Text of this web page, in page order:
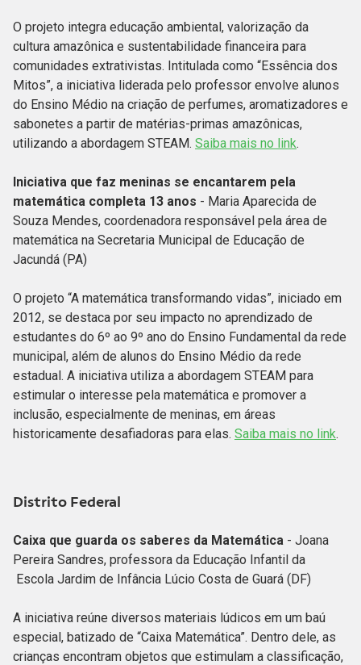
O projeto integra educação ambiental, valorização da
cultura amazônica e sustentabilidade financeira para
comunidades extrativistas. Intitulada como “Essência dos
Mitos”, a iniciativa liderada pelo professor envolve alunos
do Ensino Médio na criação de perfumes, aromatizadores e
sabonetes a partir de matérias-primas amazônicas,
utilizando a abordagem STEAM. Saiba mais no link.
Iniciativa que faz meninas se encantarem pela
matemática completa 13 anos - Maria Aparecida de
Souza Mendes, coordenadora responsável pela área de
matemática na Secretaria Municipal de Educação de
Jacundá (PA)
O projeto “A matemática transformando vidas”, iniciado em
2012, se destaca por seu impacto no aprendizado de
estudantes do 6º ao 9º ano do Ensino Fundamental da rede
municipal, além de alunos do Ensino Médio da rede
estadual. A iniciativa utiliza a abordagem STEAM para
estimular o interesse pela matemática e promover a
inclusão, especialmente de meninas, em áreas
historicamente desafiadoras para elas. Saiba mais no link.
Distrito Federal
Caixa que guarda os saberes da Matemática - Joana
Pereira Sandres, professora da Educação Infantil da
Escola Jardim de Infância Lúcio Costa de Guará (DF)
A iniciativa reúne diversos materiais lúdicos em um baú
especial, batizado de “Caixa Matemática”. Dentro dele, as
crianças encontram objetos que estimulam a classificação,